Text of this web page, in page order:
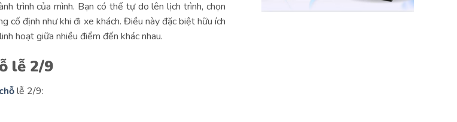
trình của mình. Bạn có thể tự do lên lịch trình, chọn
cố định như khi đi xe khách. Điều này đặc biệt hữu ích
hoạt giữa nhiều điểm đến khác nhau.
lễ 2/9
lễ 2/9: